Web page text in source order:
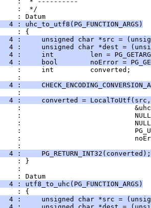
:  */
: Datum
4 : uhc_to_utf8(PG_FUNCTION_ARGS)
: {
4 :     unsigned char *src =
4 :     unsigned char *dest =
4 :     int         len =
4 :     bool        noError =
:     int         converted;
:
4 :
:
4 :     converted =
:
:
:
:
:
:
4 :     PG_RETURN_INT32(converted);
: }
:
: Datum
4 : utf8_to_uhc(PG_FUNCTION_ARGS)
: {
4 :     unsigned char *src =